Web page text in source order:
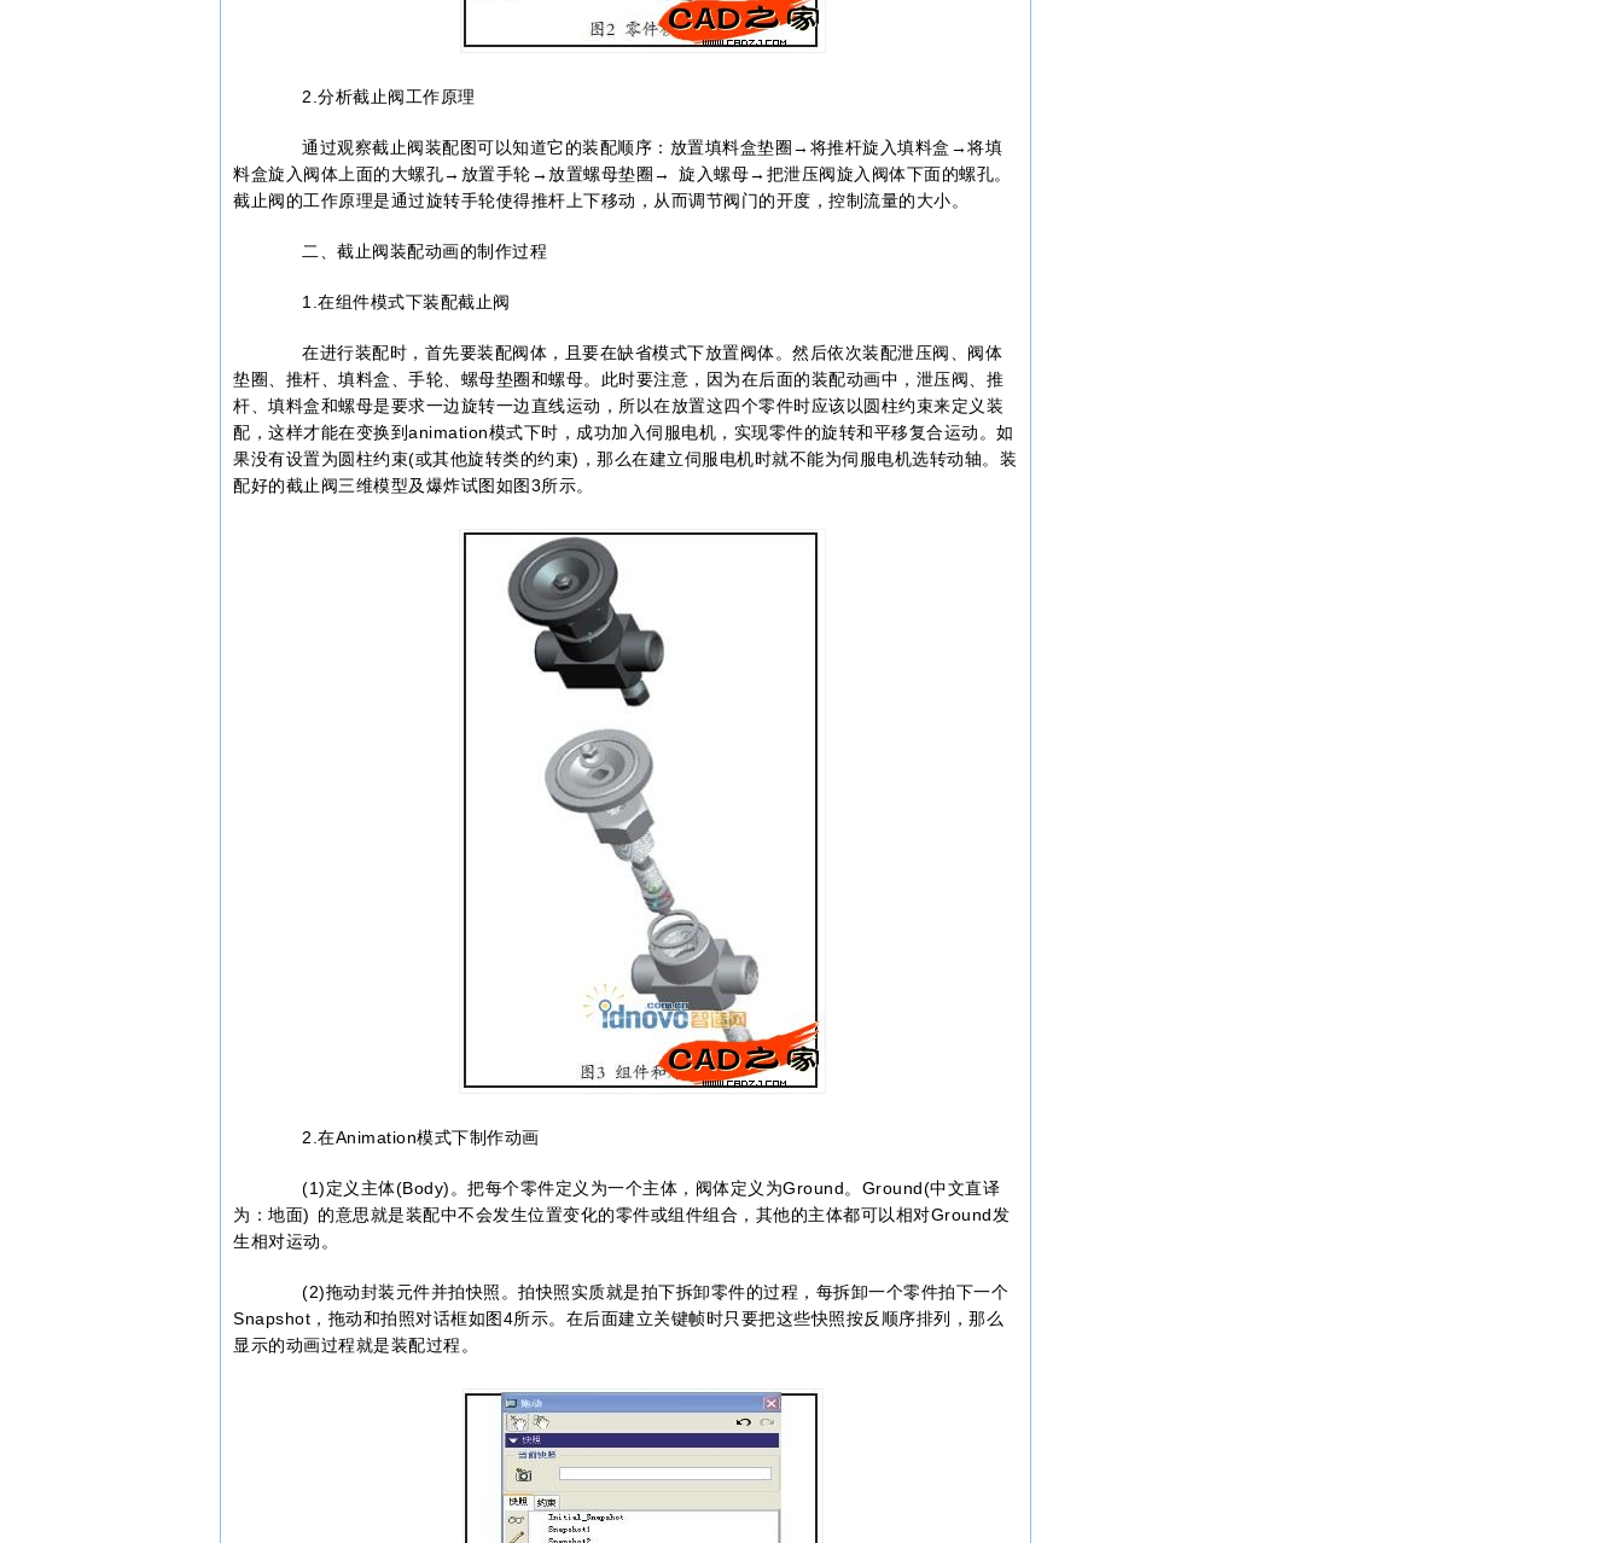
2.分析截止阀工作原理
通过观察截止阀装配图可以知道它的装配顺序：放置填料盒垫圈→将推杆旋入填料盒→将填
料盒旋入阀体上面的大螺孔→放置手轮→放置螺母垫圈→ 旋入螺母→把泄压阀旋入阀体下面的螺孔。
截止阀的工作原理是通过旋转手轮使得推杆上下移动，从而调节阀门的开度，控制流量的大小。
二、截止阀装配动画的制作过程
1.在组件模式下装配截止阀
在进行装配时，首先要装配阀体，且要在缺省模式下放置阀体。然后依次装配泄压阀、阀体
垫圈、推杆、填料盒、手轮、螺母垫圈和螺母。此时要注意，因为在后面的装配动画中，泄压阀、推
杆、填料盒和螺母是要求一边旋转一边直线运动，所以在放置这四个零件时应该以圆柱约束来定义装
配，这样才能在变换到animation模式下时，成功加入伺服电机，实现零件的旋转和平移复合运动。如
果没有设置为圆柱约束(或其他旋转类的约束)，那么在建立伺服电机时就不能为伺服电机选转动轴。装
配好的截止阀三维模型及爆炸试图如图3所示。
2.在Animation模式下制作动画
(1)定义主体(Body)。把每个零件定义为一个主体，阀体定义为Ground。Ground(中文直译
为：地面) 的意思就是装配中不会发生位置变化的零件或组件组合，其他的主体都可以相对Ground发
生相对运动。
(2)拖动封装元件并拍快照。拍快照实质就是拍下拆卸零件的过程，每拆卸一个零件拍下一个
Snapshot，拖动和拍照对话框如图4所示。在后面建立关键帧时只要把这些快照按反顺序排列，那么
显示的动画过程就是装配过程。